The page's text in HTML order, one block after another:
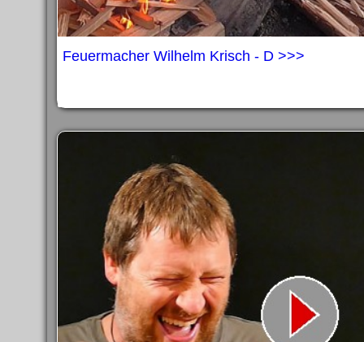
Feuermacher Wilhelm Krisch - D >>>